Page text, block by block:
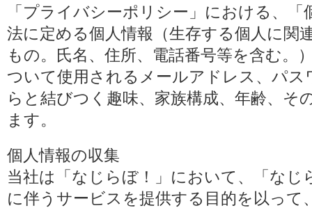
「プライバシーポリシー」における、
法に定める個人情報（生存する個人に関
もの。氏名、住所、電話番号等を含む。
ついて使用されるメールアドレス、パ
らと結びつく趣味、家族構成、年齢、そ
ます。
個人情報の収集
当社は「なじらぼ！」において、「な
に伴うサービスを提供する目的を以って